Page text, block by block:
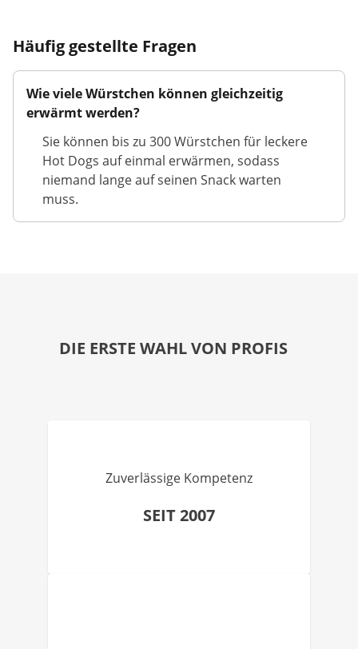
Häufig gestellte Fragen
Wie viele Würstchen können gleichzeitig
erwärmt werden?
Sie können bis zu 300 Würstchen für leckere
Hot Dogs auf einmal erwärmen, sodass
niemand lange auf seinen Snack warten
muss.
DIE ERSTE WAHL VON PROFIS
Zuverlässige Kompetenz
SEIT 2007